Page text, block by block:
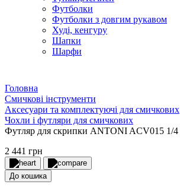
Футболки
Футболки з довгим рукавом
Худі, кенгуру
Шапки
Шарфи
Головна
Смичкові інструменти
Аксесуари та комплектуючі для смичкових
Чохли і футляри для смичкових
Футляр для скрипки ANTONI ACV015 1/4
2 441 грн
До кошика